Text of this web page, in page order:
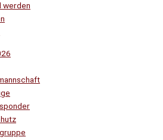
werden